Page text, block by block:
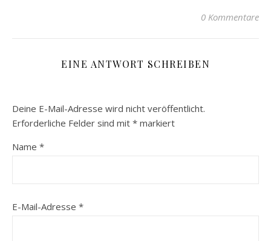
0 Kommentare
EINE ANTWORT SCHREIBEN
Deine E-Mail-Adresse wird nicht veröffentlicht.
Erforderliche Felder sind mit * markiert
Name *
E-Mail-Adresse *